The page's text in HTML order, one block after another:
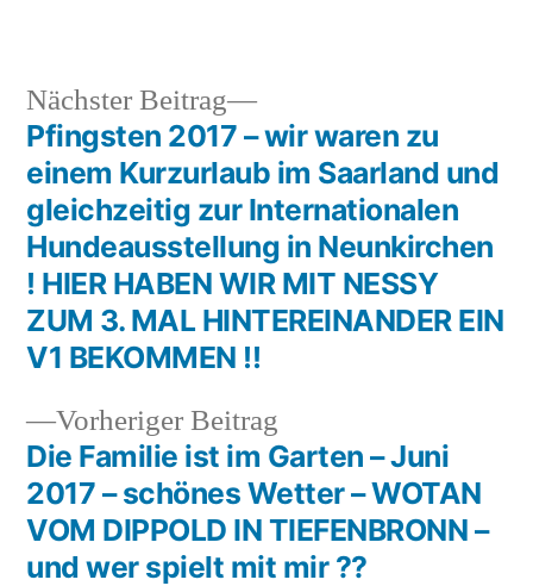
Beitragsnavigation
Vorheriger Beitrag
Beitrag:
Die Familie ist im Garten – Juni
2017 – schönes Wetter – WOTAN
VOM DIPPOLD IN TIEFENBRONN –
und wer spielt mit mir ??
Nächster Beitrag
Nächster
Beitrag:
Pfingsten 2017 – wir waren zu
einem Kurzurlaub im Saarland und
gleichzeitig zur Internationalen
Hundeausstellung in Neunkirchen
! HIER HABEN WIR MIT NESSY
ZUM 3. MAL HINTEREINANDER EIN
V1 BEKOMMEN !!